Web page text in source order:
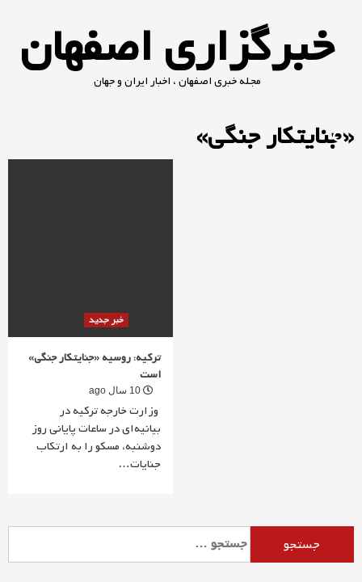
contentخبرگزاری اصفهان
مجله خبری اصفهان ، اخبار ایران و جهان
«جنایتکار جنگی»
خبر جدید
ترکیه: روسیه «جنایتکار جنگی»
است
وزارت خارجه ترکیه در
بیانیه‌ای در ساعات پایانی روز
دوشنبه، مسکو را به ارتکاب
جنایات…
برای: